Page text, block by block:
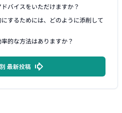
バイスをいただけますか？
するためには、どのように添削して
的な方法はありますか？
最新投稿